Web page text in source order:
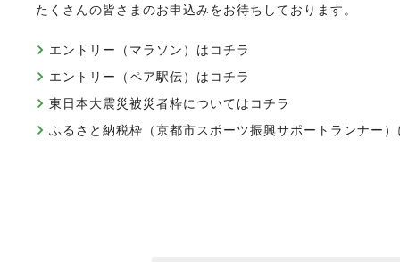
たくさんの皆さまのお申込みをお待ちしております。
エントリー（マラソン）はコチラ
エントリー（ペア駅伝）はコチラ
東日本大震災被災者枠についてはコチラ
ふるさと納税枠（京都市スポーツ振興サポートランナー